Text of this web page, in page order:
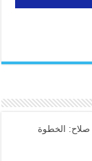
صلاح: الخطوة